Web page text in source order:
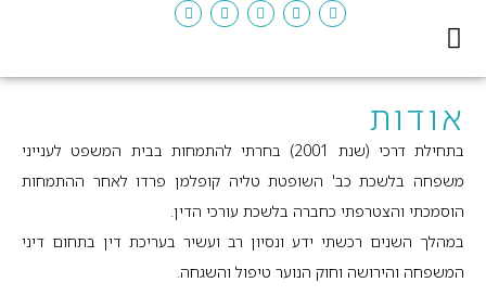
אודות
בתחילת דרכי (שנת 2001) בחרתי להתמחות בבית המשפט לענייני
משפחה בלשכת כב' השופטת טליה קופלמן פרדו לאחר ההתמחות
הוסמכתי והצטרפתי כחברה בלשכת עורכי הדין.
במהלך השנים רכשתי ידע ונסיון רב ועשיר בעריכת דין בתחום דיני
המשפחה והירושה וחוק הנוער טיפול והשגחה.